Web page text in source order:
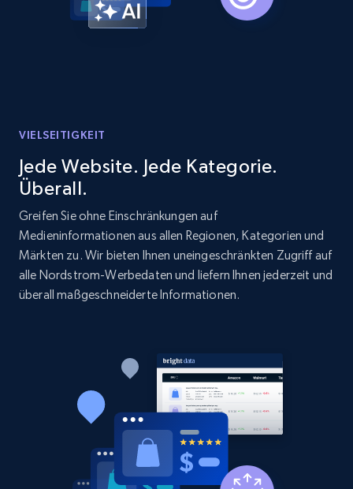
2.1K+ 375+ Jetzt anfangen
Etsy
URL, Product id, Listing inventory id, Title, Rating,
Reviews count shop, Reviews count item, Initial
price, and more.
Etsy - Collect data on products using
specified keywords
URL, Product id, Listing inventory id, Title, Rating,
Reviews count shop, Reviews count item, Initial
VIELSEITIGKEIT
Jede Website. Jede Kategorie.
Überall.
Greifen Sie ohne Einschränkungen auf
Medieninformationen aus allen Regionen, Kategorien und
Märkten zu. Wir bieten Ihnen uneingeschränkten Zugriff auf
alle Nordstrom-Werbedaten und liefern Ihnen jederzeit und
überall maßgeschneiderte Informationen.